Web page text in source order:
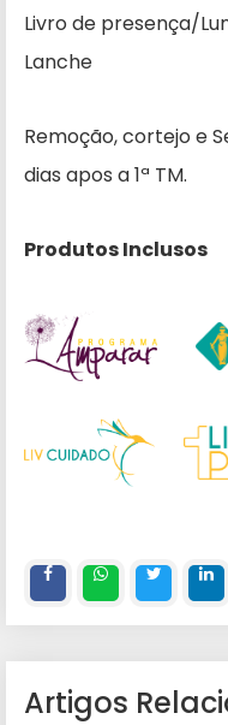
Livro de presença/
Lanche
Remoção, cortejo e
dias apos a 1ª TM.
Produtos Inclusos
Artigos